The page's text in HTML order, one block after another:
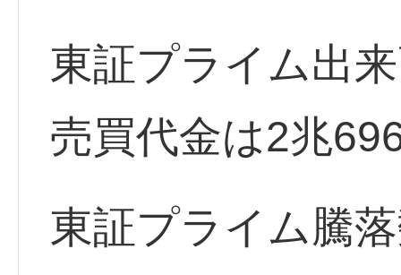
東証プライム出
売買代金は2兆
東証プライム騰